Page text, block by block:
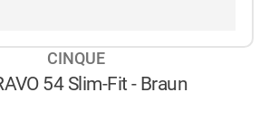
CINQUE
54 Slim-Fit - Braun